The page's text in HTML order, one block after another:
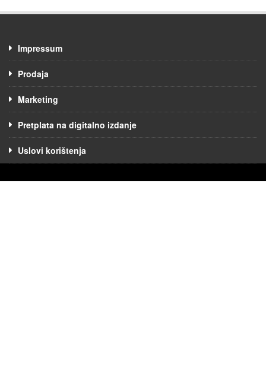
Impressum
Prodaja
Marketing
Pretplata na digitalno izdanje
Uslovi korištenja